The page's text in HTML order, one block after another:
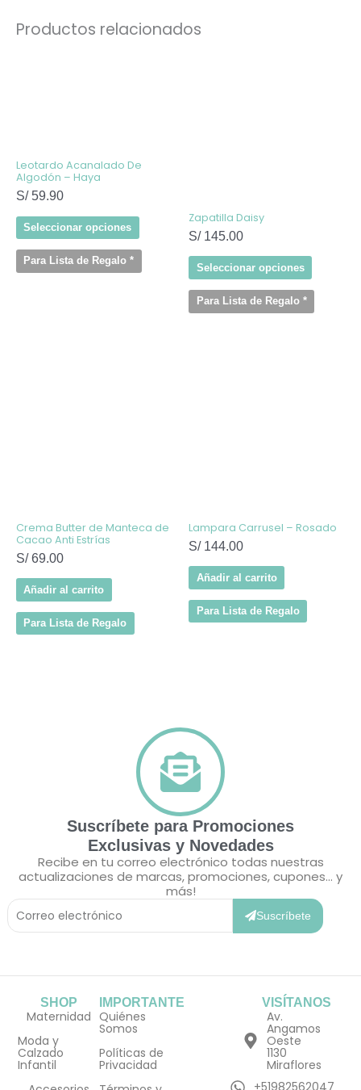
Productos relacionados
Leotardo Acanalado De
Algodón – Haya
S/59.90
Seleccionar opciones
elegir
en
producto
Para Lista de Regalo *
Zapatilla Daisy
S/145.00
Seleccionar opciones
Para Lista de Regalo*
Crema Butter de Manteca de
Cacao Anti Estrías
S/69.00
Añadir al carrito
Para Lista de Regalo
Lampara Carrusel – Rosado
S/144.00
Añadir al carrito
Para Lista de Regalo
Suscríbete para Promociones
Exclusivas y Novedades
Recibe en tu correo electrónico todas nuestras
actualizaciones de marcas, promociones, cupones... y
más!
Correo
Electrónico
Suscríbete
SHOP
Maternidad
Moda y
Calzado
Infantil
IMPORTANTE
Quiénes
Somos
Políticas de
Privacidad
VISÍTANOS
Av.
Angamos
Oeste
1130
Miraflores